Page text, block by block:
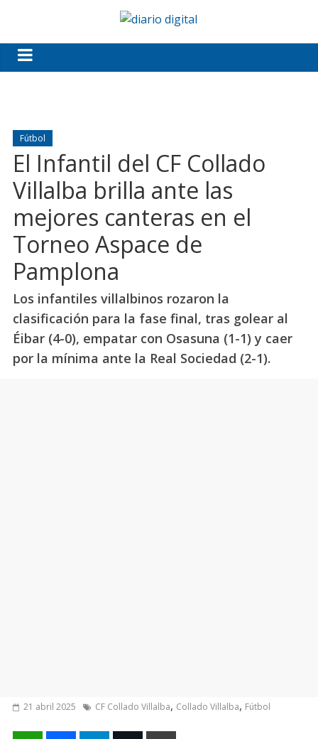
Fútbol
El Infantil del CF Collado
Villalba brilla ante las
mejores canteras en el
Torneo Aspace de
Pamplona
Los infantiles villalbinos rozaron la
clasificación para la fase final, tras golear al
Éibar (4-0), empatar con Osasuna (1-1) y caer
por la mínima ante la Real Sociedad (2-1).
21 abril 2025 CF Collado Villalba, Collado Villalba, Fútbol